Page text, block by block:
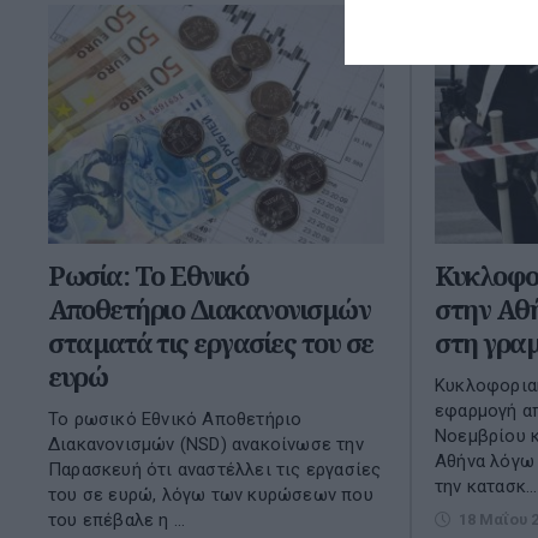
Ρωσία: Το Εθνικό
Αποθετήριο Διακανονισμών
σταματά τις εργασίες του σε
ευρώ
Το ρωσικό Εθνικό Αποθετήριο
Διακανονισμών (NSD) ανακοίνωσε την
Παρασκευή ότι αναστέλλει τις εργασίες
του σε ευρώ, λόγω των κυρώσεων που
του επέβαλε η ...
στην
στη
εφαρμογή
Νοεμβρίου
Αθήνα λόγω
την κατασκ...
18 Μαΐου